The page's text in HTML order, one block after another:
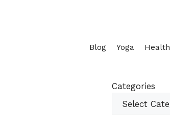
Blog Yoga Health
Categories